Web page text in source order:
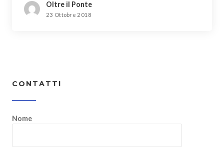
Oltre il Ponte
23 Ottobre 2018
CONTATTI
Nome